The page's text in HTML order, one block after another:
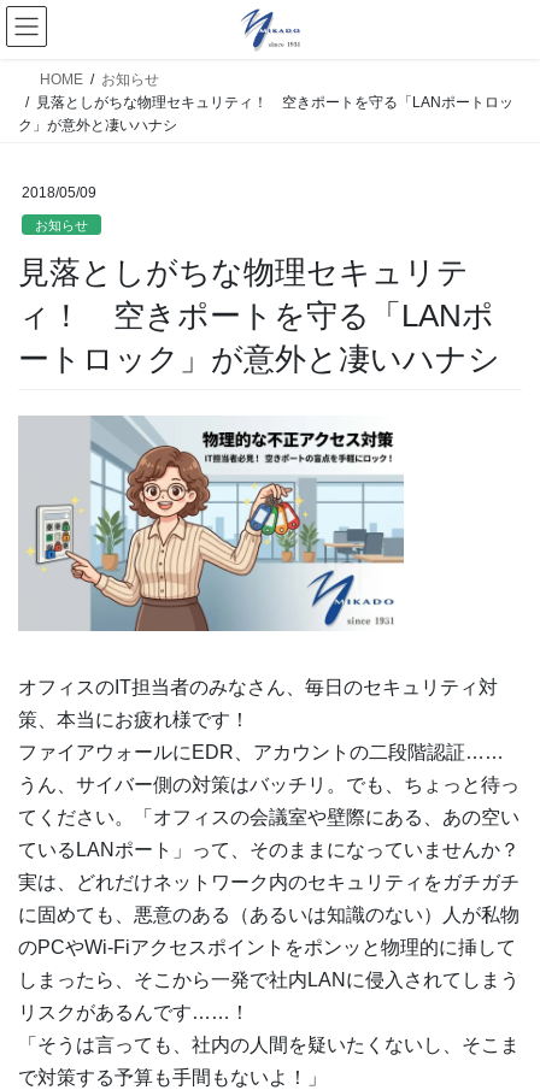
HOME
お知らせ
見落としがちな物理セキュリティ！ 空きポートを守る「LANポートロッ
ク」が意外と凄いハナシ
2018/05/09
お知らせ
見落としがちな物理セキュリテ
ィ！ 空きポートを守る「LANポ
ートロック」が意外と凄いハナシ
オフィスのIT担当者のみなさん、毎日のセキュリティ対
策、本当にお疲れ様です！
ファイアウォールにEDR、アカウントの二段階認証……
うん、サイバー側の対策はバッチリ。でも、ちょっと待っ
てください。「オフィスの会議室や壁際にある、あの空い
ているLANポート」って、そのままになっていませんか？
実は、どれだけネットワーク内のセキュリティをガチガチ
に固めても、悪意のある（あるいは知識のない）人が私物
のPCやWi-Fiアクセスポイントをポンッと物理的に挿して
しまったら、そこから一発で社内LANに侵入されてしまう
リスクがあるんです……！
「そうは言っても、社内の人間を疑いたくないし、そこま
で対策する予算も手間もないよ！」